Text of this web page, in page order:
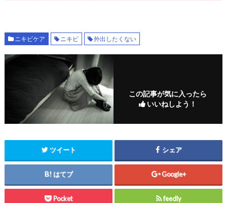
ニキビケア ニキビ 外出したくない
この記事が気に入ったら
いいねしよう！
ツイート シェア
はてブ Google+
Pocket feedly